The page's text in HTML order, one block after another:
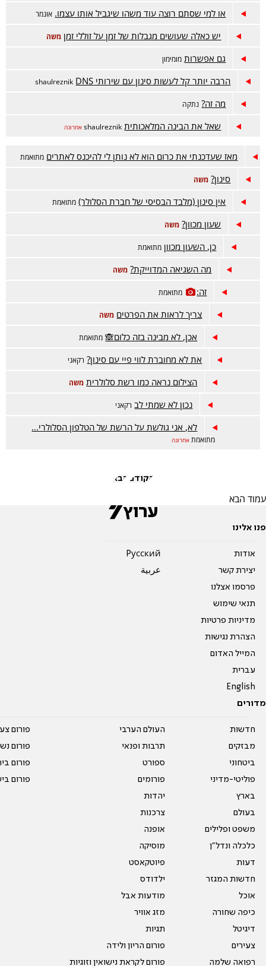
או למי שסתם רוצה עוד משהו שיגביל אותו עצמו. אונמר
יש כאלה שעושים מגבלות של זמן על זוללי זמן משה
גם אפשרות מומימון
הרבה יותר קל לעשות סינון עם שירותי DNS shaulreznik
מה זה? נתקה
שאל את הבינה המלאכותית shaulreznik אחרונה
מאז שעדכנתי את כרום הוא לא נותן לי להיכנס לאתרים מתואמת
סינון? משה
אין סינון (מלבד הבסיסי של חברת הסלולר) מתואמת
שעון מכוון? משה
כן, השעון מכוון מתואמת
מה השגיאה המדוייקת? משה
זה: מתואמת
צריך לראות את הפרטים משה
אכן, לא מבינה בזה כלום🙈 מתואמת
את לא מחוברת לווי פיי עם סינון? רקאני
הצילום נראה כמו רשת סלולרית משה
נכון לא שמתי לב רקאני
לא, אני גולשת על הרשת של הטלפון הסלולרי...
מתואמת אחרונה
הקודם הבא
עמוד הבא
פנו אלינו
אודות
יצירת קשר
פרסמו אצלנו
תנאי שימוש
מדיניות פרטיות
הצהרת נגישות
המייל האדום
עברית
English
Pусский
عربية
מדורים
חדשות
מבזקים
ביטחוני
פוליטי-מדיני
בארץ
בעולם
משפט ופלילים
כלכלה ונדל"ן
דעות
חדשות המגזר
אוכל
כיפה שחורה
דיגיטל
צעירים
רפואה שלמה
העולם הערבי
תרבות ופנאי
ספורט
פורומים
יהדות
צרכנות
אופנה
מוסיקה
פיוטקאסט
ילדודס
מודעות אבל
מזג אוויר
תגיות
פורום הריון ולידה
פורום לקראת נישואין וזוגיות
פורום
פורום
פורום
פורום